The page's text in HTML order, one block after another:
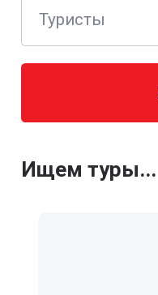
Туристы
Ищем туры...